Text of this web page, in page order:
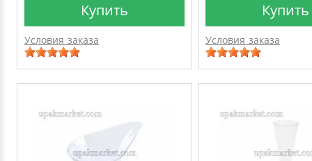
Купить
Условия заказа
Купить
Условия заказа